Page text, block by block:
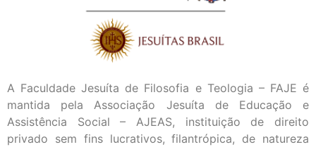
A Faculdade Jesuíta de Filosofia e Teologia – FAJE é
mantida pela Associação Jesuíta de Educação e
Assistência Social – AJEAS, instituição de direito
privado sem fins lucrativos, filantrópica, de natureza